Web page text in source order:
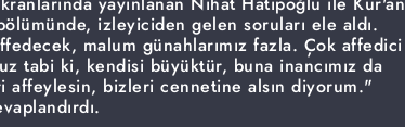
izleyiciden gelen soruları ele aldı.
malum günahlarımız fazla. Çok affedici
tabi ki, kendisi büyüktür, buna inancımız da
affeylesin, bizleri cennetine alsın diyorum."